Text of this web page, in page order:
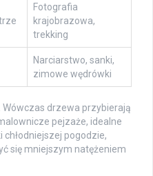
Fotografia
krajobrazowa,
trekking
Narciarstwo, sanki,
zimowe wędrówki
drzewa przybierają
pejzaże, idealne
chłodniejszej pogodzie,
się mniejszym natężeniem